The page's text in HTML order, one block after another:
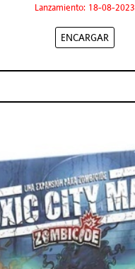
Lanzamiento: 18-08-2023
ENCARGAR